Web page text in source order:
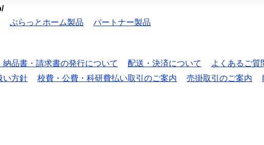
ぷらっとホーム製品 パートナー製品
納品書・請求書の発行について 配送・決済について
よくあるご質
い方針 校費・公費・科研費払い取引のご案内 売掛取引のご案内